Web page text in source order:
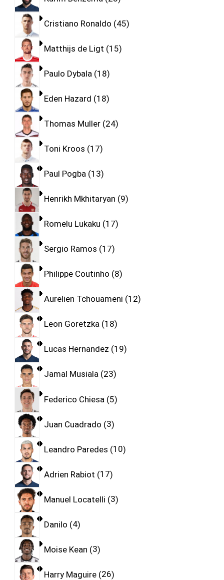
Cristiano Ronaldo 45
Matthijs de Ligt 15
Paulo Dybala 18
Eden Hazard 18
Thomas Muller 24
Toni Kroos 17
Paul Pogba 13
Henrikh Mkhitaryan 9
Romelu Lukaku 17
Sergio Ramos 17
Philippe Coutinho 8
Aurelien Tchouameni 12
Leon Goretzka 18
Lucas Hernandez 19
Jamal Musiala 23
Federico Chiesa 5
Juan Cuadrado 3
Leandro Paredes 10
Adrien Rabiot 17
Manuel Locatelli 3
Danilo 4
Moise Kean 3
Harry Maguire 26